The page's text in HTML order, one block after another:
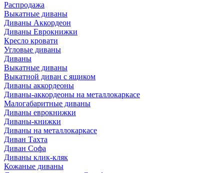
Распродажа
Выкатные диваны
Диваны Аккордеон
Диваны Еврокнижки
Кресло кровати
Угловые диваны
Диваны
Выкатные диваны
Выкатной диван с ящиком
Диваны аккордеоны
Диваны-аккордеоны на металлокаркасе
Малогабаритные диваны
Диваны еврокнижки
Диваны-книжки
Диваны на металлокаркасе
Диван Тахта
Диван Софа
Диваны клик-кляк
Кожаные диваны